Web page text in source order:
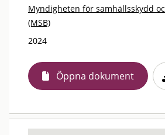
Myndigheten för samhällsskydd
(MSB)
2024
Öppna dokument